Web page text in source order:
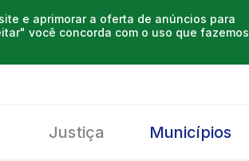
e aprimorar a oferta de anúncios para
você concorda com o uso que fazemos
Justiça Municípios